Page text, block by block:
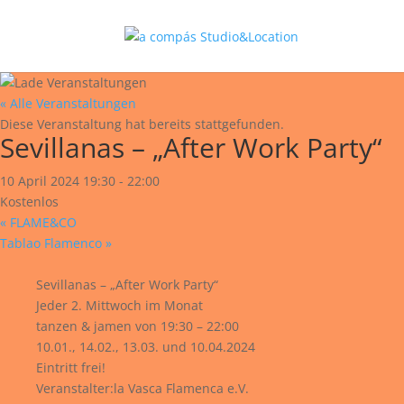
« Alle Veranstaltungen
Diese Veranstaltung hat bereits stattgefunden.
Sevillanas – „After Work Party“
10 April 2024 19:30 - 22:00
Kostenlos
« FLAME&CO
Tablao Flamenco »
Sevillanas – „After Work Party“
Jeder 2. Mittwoch im Monat
tanzen & jamen von 19:30 – 22:00
10.01., 14.02., 13.03. und 10.04.2024
Eintritt frei!
Veranstalter:la Vasca Flamenca e.V.